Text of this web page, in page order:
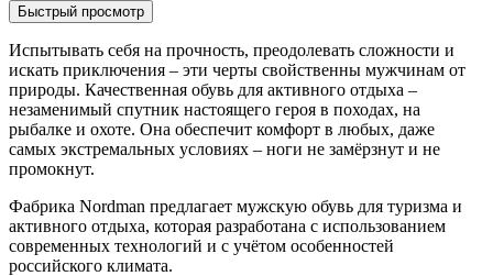
Быстрый просмотр
Испытывать себя на прочность, преодолевать сложности и
искать приключения – эти черты свойственны мужчинам от
природы. Качественная обувь для активного отдыха –
незаменимый спутник настоящего героя в походах, на
рыбалке и охоте. Она обеспечит комфорт в любых, даже
самых экстремальных условиях – ноги не замёрзнут и не
промокнут.
Фабрика Nordman предлагает мужскую обувь для туризма и
активного отдыха, которая разработана с использованием
современных технологий и с учётом особенностей
российского климата.